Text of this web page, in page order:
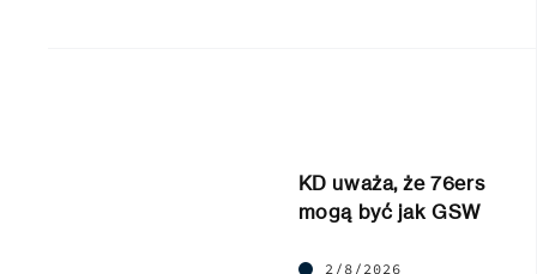
KD uważa, że 76ers
mogą być jak GSW
2/8/2026